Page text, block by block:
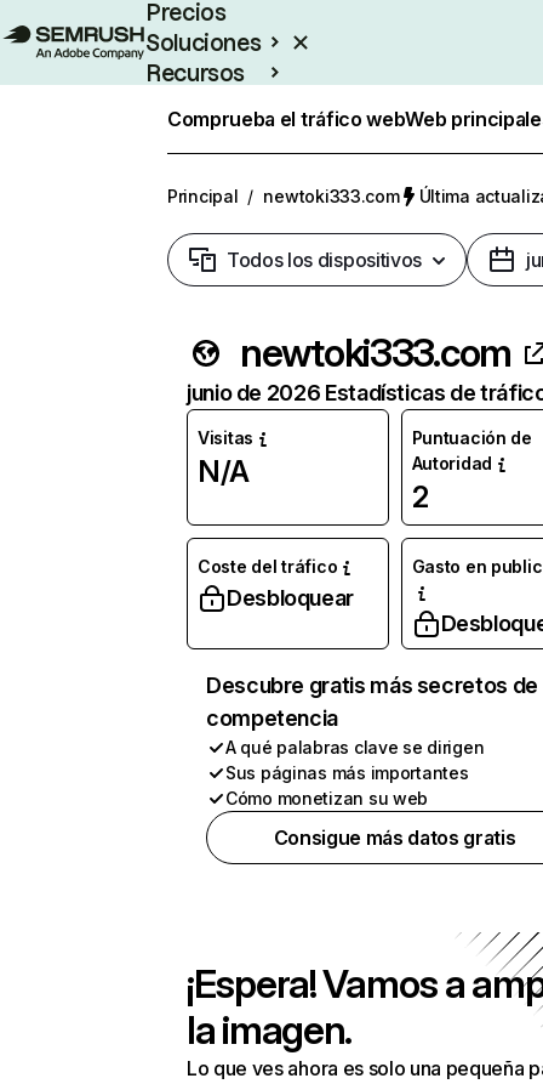
Precios
Soluciones
Recursos
Comprueba el tráfico webWeb
Principal / newtoki333.com Última
Todos los dispositivos
newtoki333.com
junio de 2026 Estadísticas de
Visitas
N/A
Puntuación de
Autoridad
2
Coste del tráfico
Desbloquear
Gasto en
Descubre gratis más secretos de
competencia
A qué palabras clave se dirigen
Sus páginas más importantes
Cómo monetizan su web
Consigue más datos gratis
¡Espera! Vamos a
la imagen.
Lo que ves ahora es solo una pequeña